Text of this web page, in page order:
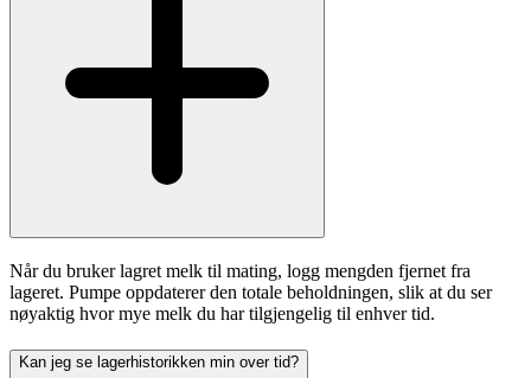
Når du bruker lagret melk til mating, logg mengden fjernet fra
lageret. Pumpe oppdaterer den totale beholdningen, slik at du ser
nøyaktig hvor mye melk du har tilgjengelig til enhver tid.
Kan jeg se lagerhistorikken min over tid?